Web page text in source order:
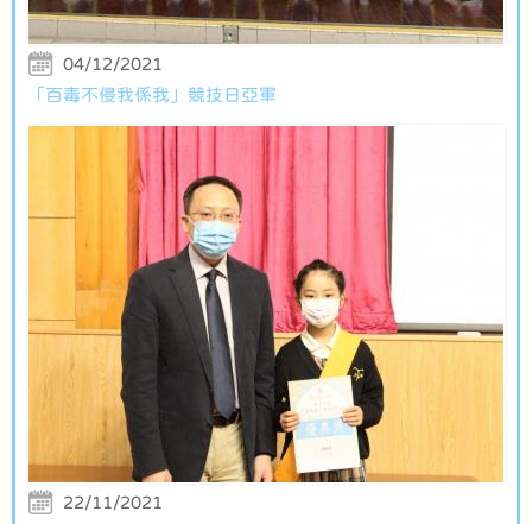
04/12/2021
「百毒不侵我係我」競技日亞軍
22/11/2021